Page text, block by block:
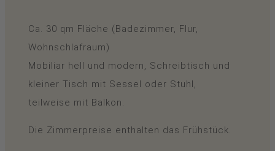
Ca. 30 qm Fläche (Badezimmer, Flur,
Wohnschlafraum)
Mobiliar hell und modern, Schreibtisch und
kleiner Tisch mit Sessel oder Stuhl,
teilweise mit Balkon.
Die Zimmerpreise enthalten das Frühstück.